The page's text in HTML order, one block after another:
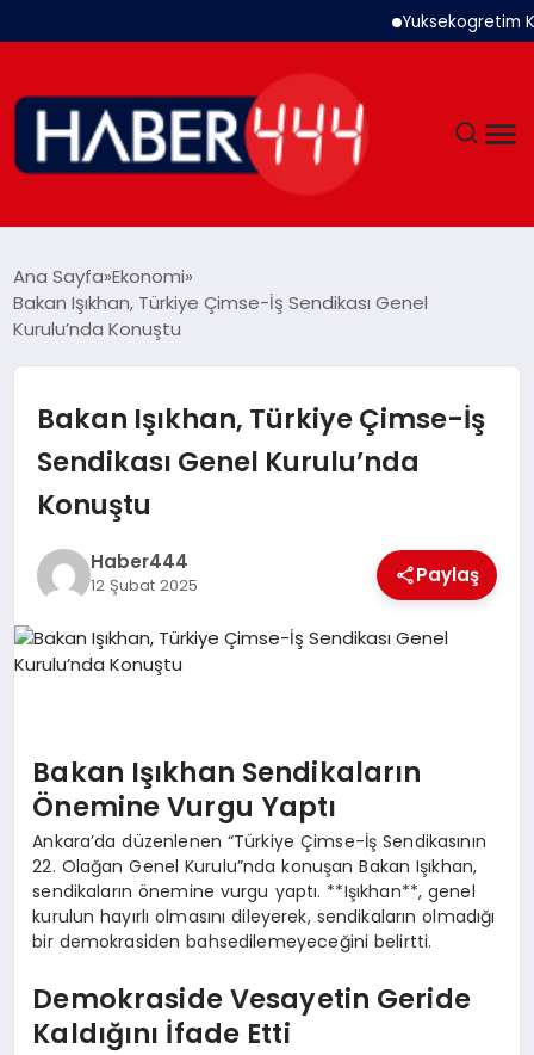
Yuksekogretim
SIYASET
SPOR
TEKNOLOJI
MAGAZIN
Ana Sayfa Ekonomi
Bakan Işıkhan, Türkiye Çimse-İş Sendikası Genel
Kurulu’nda Konuştu
Bakan Işıkhan, Türkiye Çimse-İş
Sendikası Genel Kurulu’nda
Konuştu
Haber444
12 Şubat 2025 Paylaş
Bakan Işıkhan Sendikaların
Önemine Vurgu Yaptı
Ankara’da düzenlenen “Türkiye Çimse-İş Sendikasının
22. Olağan Genel Kurulu”nda konuşan Bakan Işıkhan,
sendikaların önemine vurgu yaptı. **Işıkhan**, genel
kurulun hayırlı olmasını dileyerek, sendikaların olmadığı
bir demokrasiden bahsedilemeyeceğini belirtti.
Demokraside Vesayetin Geride
Kaldığını İfade Etti